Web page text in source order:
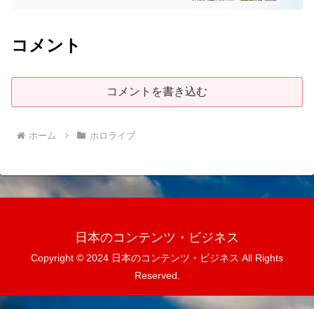
コメント
コメントを書き込む
ホーム ホロライブ
日本のコンテンツ・ビジネス
Copyright © 2024 日本のコンテンツ・ビジネス All Rights
Reserved.